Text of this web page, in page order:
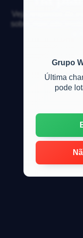
Grupo
Última
pode
Veja respostas de
sobre mercado
e